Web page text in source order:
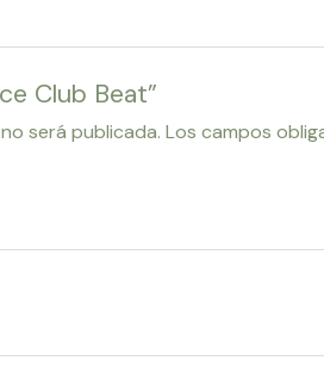
Club Beat”
será publicada. Los campos